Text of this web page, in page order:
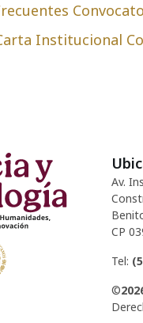
Institucional
Av.
CP
Tel:
©